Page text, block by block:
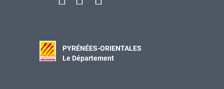
PYRÉNÉES-ORIENTALES
Le Département